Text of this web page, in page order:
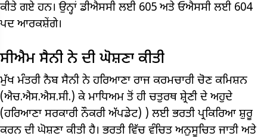
ਕੀਤੇ ਗਏ ਹਨ। ਉਨ੍ਹਾਂ ਡੀਐਸਸੀ ਲਈ 605 ਅਤੇ ਓਐਸਸੀ ਲਈ 604
ਪਦ ਆਰਕਸ਼ੇਂਗੇ।
ਸੀਐਮ ਸੈਨੀ ਨੇ ਦੀ ਘੋਸ਼ਣਾ ਕੀਤੀ
ਮੁੱਖ ਮੰਤਰੀ ਨੈਬ ਸੈਨੀ ਨੇ ਹਰਿਆਣਾ ਰਾਜ ਕਰਮਚਾਰੀ ਚੋਣ ਕਮਿਸ਼ਨ
(ਐਚ.ਐਸ.ਐਸ.ਸੀ.) ਕੇ ਮਾਧਿਅਮ ਤੋਂ ਹੀ ਚਤੁਰਥ ਸ਼੍ਰੇਣੀ ਦੇ ਅਹੁਦੇ
(ਹਰਿਆਣਾ ਸਰਕਾਰੀ ਨੌਕਰੀ ਅੱਪਡੇਟ) ) ਲਈ ਭਰਤੀ ਪ੍ਰਕਿਰਿਆ ਸ਼ੁਰੂ
ਕਰਨ ਦੀ ਘੋਸ਼ਣਾ ਕੀਤੀ ਹੈ। ਭਰਤੀ ਵਿੱਚ ਵੰਚਿਤ ਅਨੁਸੂਚਿਤ ਜਾਤੀ ਅਤੇ